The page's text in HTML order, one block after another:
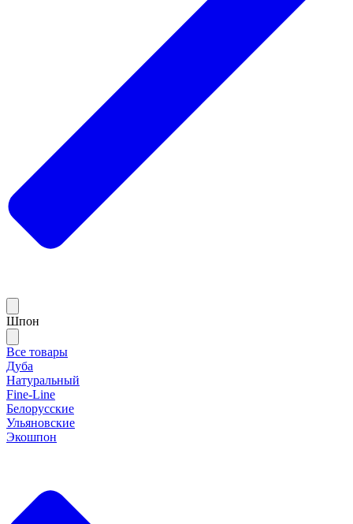
Шпон
Все товары
Дуба
Натуральный
Fine-Line
Белорусские
Ульяновские
Экошпон